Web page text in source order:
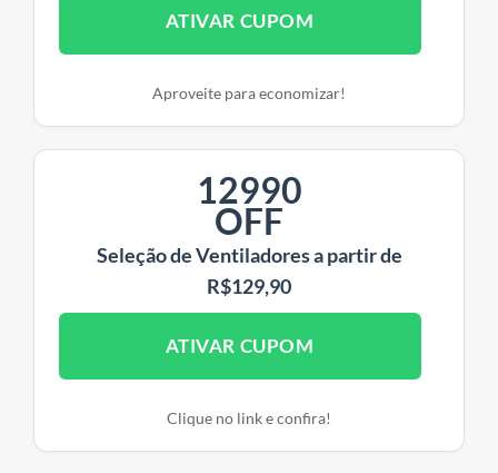
ATIVAR CUPOM
Aproveite para economizar!
12990
OFF
Seleção de Ventiladores a partir de
R$129,90
ATIVAR CUPOM
Clique no link e confira!